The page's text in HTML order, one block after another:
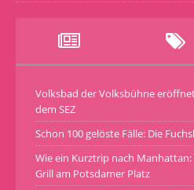
Volksbad der Volksbühne
dem SEZ
Schon 100 gelöste Fälle: Die
Wie ein Kurztrip nach
Grill am Potsdamer Platz